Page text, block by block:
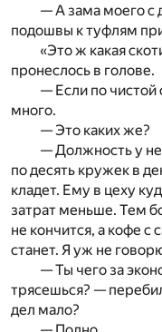
— А зама моего с
подошвы к туфлям
«Это ж какая
пронеслось в голове.
— Если по чистой
много.
— Это каких же?
— Должность у
по десять кружек в
кладет. Ему в цеху
затрат меньше. Тем
не кончится, а кофе с
станет. Я уж не
— Ты чего за
трясешься? —
дел мало?